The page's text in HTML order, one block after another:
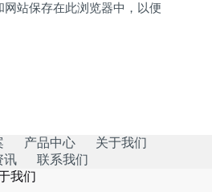
站保存在此浏览器中，以便
产品中心
关于我们
讯
联系我们
我们